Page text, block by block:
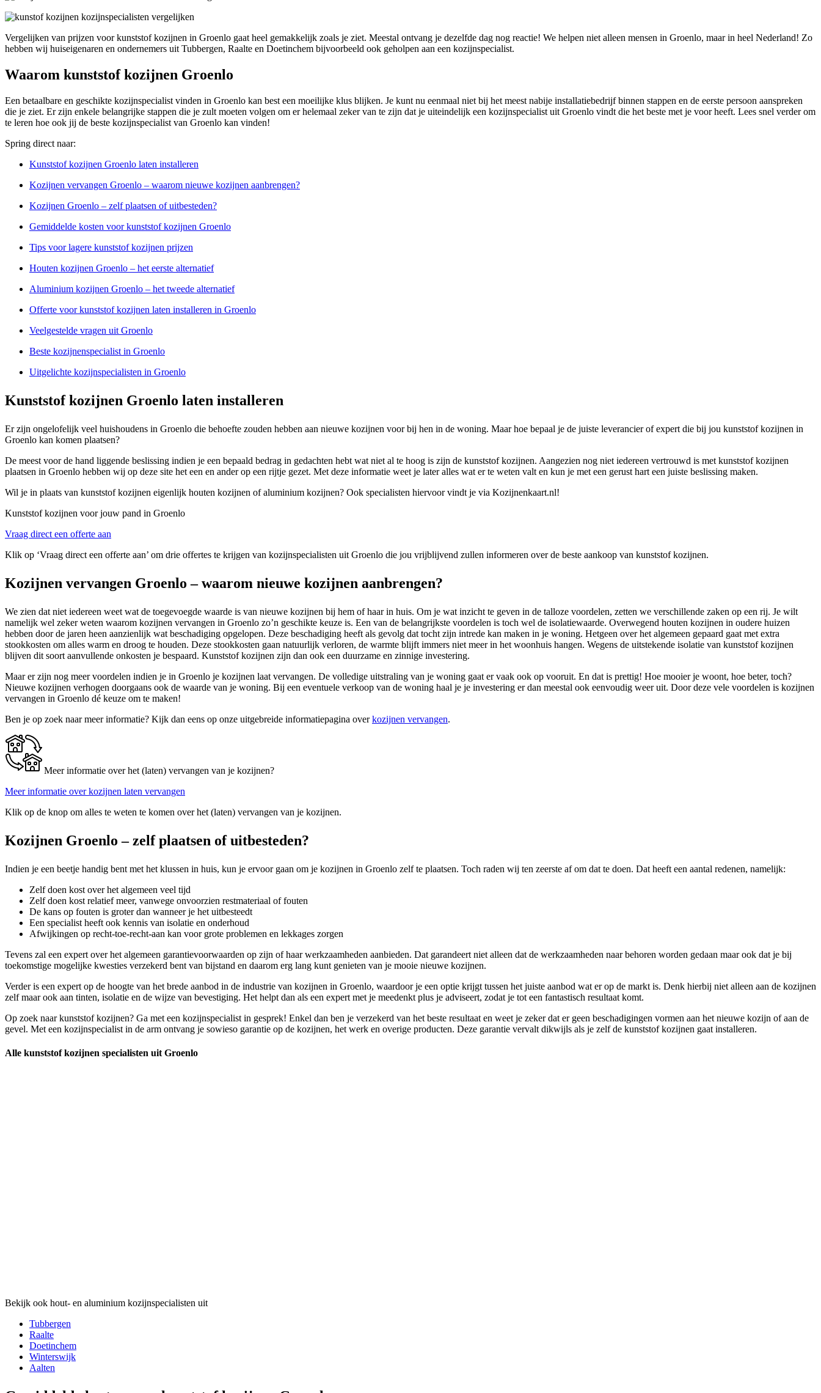
Vergelijken van prijzen voor kunststof kozijnen in Groenlo gaat heel gemakkelijk zoals je ziet. Meestal ontvang je dezelfde dag nog reactie! We helpen niet alleen mensen in Groenlo, maar in heel Nederland! Zo
hebben wij huiseigenaren en ondernemers uit Tubbergen, Raalte en Doetinchem bijvoorbeeld ook geholpen aan een kozijnspecialist.
Waarom kunststof kozijnen Groenlo
Een betaalbare en geschikte kozijnspecialist vinden in Groenlo kan best een moeilijke klus blijken. Je kunt nu eenmaal niet bij het meest nabije installatiebedrijf binnen stappen en de eerste persoon aanspreken
die je ziet. Er zijn enkele belangrijke stappen die je zult moeten volgen om er helemaal zeker van te zijn dat je uiteindelijk een kozijnspecialist uit Groenlo vindt die het beste met je voor heeft. Lees snel verder om
te leren hoe ook jij de beste kozijnspecialist van Groenlo kan vinden!
Spring direct naar:
Kunststof kozijnen Groenlo laten installeren
Kozijnen vervangen Groenlo – waarom nieuwe kozijnen aanbrengen?
Kozijnen Groenlo – zelf plaatsen of uitbesteden?
Gemiddelde kosten voor kunststof kozijnen Groenlo
Tips voor lagere kunststof kozijnen prijzen
Houten kozijnen Groenlo – het eerste alternatief
Aluminium kozijnen Groenlo – het tweede alternatief
Offerte voor kunststof kozijnen laten installeren in Groenlo
Veelgestelde vragen uit Groenlo
Beste kozijnenspecialist in Groenlo
Uitgelichte kozijnspecialisten in Groenlo
Kunststof kozijnen Groenlo laten installeren
Er zijn ongelofelijk veel huishoudens in Groenlo die behoefte zouden hebben aan nieuwe kozijnen voor bij hen in de woning. Maar hoe bepaal je de juiste leverancier of expert die bij jou kunststof kozijnen in
Groenlo kan komen plaatsen?
De meest voor de hand liggende beslissing indien je een bepaald bedrag in gedachten hebt wat niet al te hoog is zijn de kunststof kozijnen. Aangezien nog niet iedereen vertrouwd is met kunststof kozijnen
plaatsen in Groenlo hebben wij op deze site het een en ander op een rijtje gezet. Met deze informatie weet je later alles wat er te weten valt en kun je met een gerust hart een juiste beslissing maken.
Wil je in plaats van kunststof kozijnen eigenlijk houten kozijnen of aluminium kozijnen? Ook specialisten hiervoor vindt je via Kozijnenkaart.nl!
Kunststof kozijnen voor jouw pand in Groenlo
Vraag direct een offerte aan
Klik op ‘Vraag direct een offerte aan’ om drie offertes te krijgen van kozijnspecialisten uit Groenlo die jou vrijblijvend zullen informeren over de beste aankoop van kunststof kozijnen.
Kozijnen vervangen Groenlo – waarom nieuwe kozijnen aanbrengen?
We zien dat niet iedereen weet wat de toegevoegde waarde is van nieuwe kozijnen bij hem of haar in huis. Om je wat inzicht te geven in de talloze voordelen, zetten we verschillende zaken op een rij. Je wilt
namelijk wel zeker weten waarom kozijnen vervangen in Groenlo zo’n geschikte keuze is. Een van de belangrijkste voordelen is toch wel de isolatiewaarde. Overwegend houten kozijnen in oudere huizen
hebben door de jaren heen aanzienlijk wat beschadiging opgelopen. Deze beschadiging heeft als gevolg dat tocht zijn intrede kan maken in je woning. Hetgeen over het algemeen gepaard gaat met extra
stookkosten om alles warm en droog te houden. Deze stookkosten gaan natuurlijk verloren, de warmte blijft immers niet meer in het woonhuis hangen. Wegens de uitstekende isolatie van kunststof kozijnen
blijven dit soort aanvullende onkosten je bespaard. Kunststof kozijnen zijn dan ook een duurzame en zinnige investering.
Maar er zijn nog meer voordelen indien je in Groenlo je kozijnen laat vervangen. De volledige uitstraling van je woning gaat er vaak ook op vooruit. En dat is prettig! Hoe mooier je woont, hoe beter, toch?
Nieuwe kozijnen verhogen doorgaans ook de waarde van je woning. Bij een eventuele verkoop van de woning haal je je investering er dan meestal ook eenvoudig weer uit. Door deze vele voordelen is kozijnen
vervangen in Groenlo dé keuze om te maken!
Ben je op zoek naar meer informatie? Kijk dan eens op onze uitgebreide informatiepagina overkozijnen vervangen.
Meer informatie over het (laten) vervangen van je kozijnen?
Meer informatie over kozijnen laten vervangen
Klik op de knop om alles te weten te komen over het (laten) vervangen van je kozijnen.
Kozijnen Groenlo – zelf plaatsen of uitbesteden?
Indien je een beetje handig bent met het klussen in huis, kun je ervoor gaan om je kozijnen in Groenlo zelf te plaatsen. Toch raden wij ten zeerste af om dat te doen. Dat heeft een aantal redenen, namelijk:
Zelf doen kost over het algemeen veel tijd
Zelf doen kost relatief meer, vanwege onvoorzien restmateriaal of fouten
De kans op fouten is groter dan wanneer je het uitbesteedt
Een specialist heeft ook kennis van isolatie en onderhoud
Afwijkingen op recht-toe-recht-aan kan voor grote problemen en lekkages zorgen
Tevens zal een expert over het algemeen garantievoorwaarden op zijn of haar werkzaamheden aanbieden. Dat garandeert niet alleen dat de werkzaamheden naar behoren worden gedaan maar ook dat je bij
toekomstige mogelijke kwesties verzekerd bent van bijstand en daarom erg lang kunt genieten van je mooie nieuwe kozijnen.
Verder is een expert op de hoogte van het brede aanbod in de industrie van kozijnen in Groenlo, waardoor je een optie krijgt tussen het juiste aanbod wat er op de markt is. Denk hierbij niet alleen aan de kozijnen
zelf maar ook aan tinten, isolatie en de wijze van bevestiging. Het helpt dan als een expert met je meedenkt plus je adviseert, zodat je tot een fantastisch resultaat komt.
Op zoek naar kunststof kozijnen? Ga met een kozijnspecialist in gesprek! Enkel dan ben je verzekerd van het beste resultaat en weet je zeker dat er geen beschadigingen vormen aan het nieuwe kozijn of aan de
gevel. Met een kozijnspecialist in de arm ontvang je sowieso garantie op de kozijnen, het werk en overige producten. Deze garantie vervalt dikwijls als je zelf de kunststof kozijnen gaat installeren.
Alle kunststof kozijnen specialisten uit Groenlo
Bekijk ook hout- en aluminium kozijnspecialisten uit
Tubbergen
Raalte
Doetinchem
Winterswijk
Aalten